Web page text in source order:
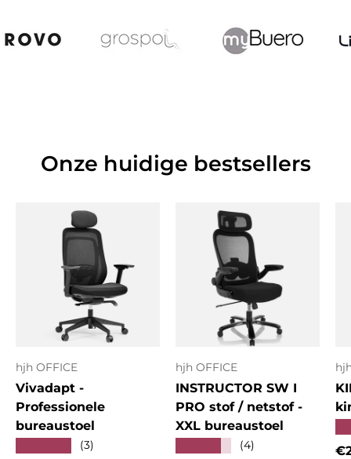
Onze huidige bestsellers
hjh OFFICE
Vivadapt -
Professionele
bureaustoel
(3)
hjh OFFICE
INSTRUCTOR SW I
PRO stof / netstof -
XXL bureaustoel
(4)